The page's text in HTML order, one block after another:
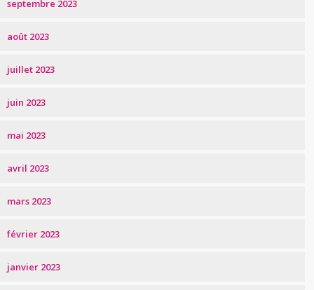
septembre 2023
août 2023
juillet 2023
juin 2023
mai 2023
avril 2023
mars 2023
février 2023
janvier 2023